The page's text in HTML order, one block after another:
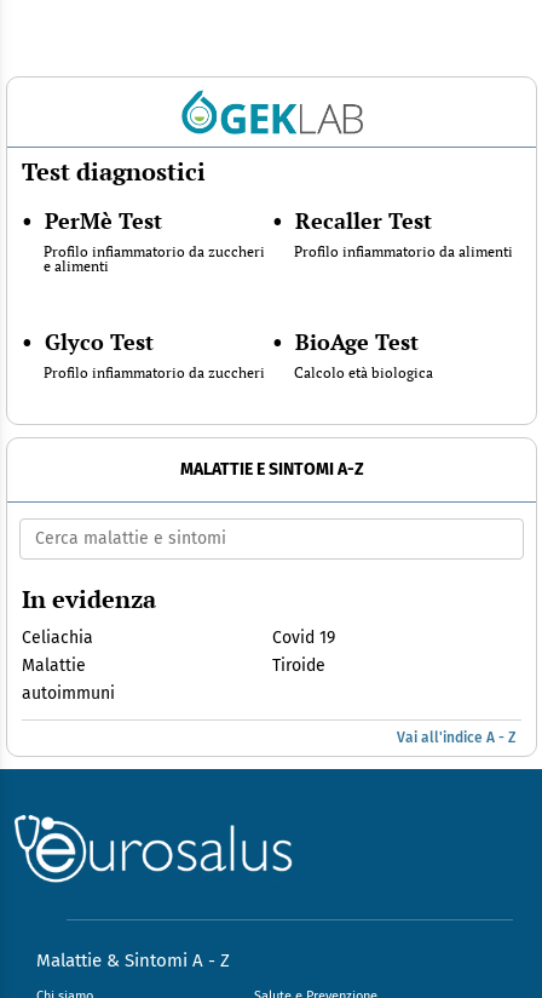
Test diagnostici
• PerMè Test
Profilo infiammatorio da zuccheri
e alimenti
• Recaller Test
Profilo infiammatorio da alimenti
• Glyco Test
Profilo infiammatorio da zuccheri
• BioAge Test
Calcolo età biologica
MALATTIE E SINTOMI A-Z
In evidenza
Celiachia
Covid 19
Malattie
autoimmuni
Tiroide
Vai all'indice A - Z
Malattie & Sintomi A - Z